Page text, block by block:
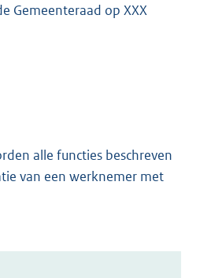
Gemeenteraad op XXX
alle functies beschreven
van een werknemer met